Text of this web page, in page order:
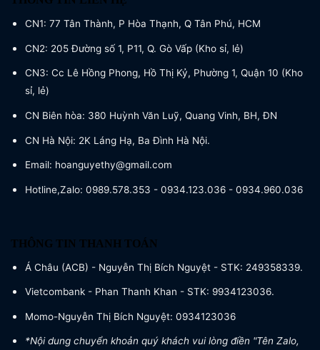
CN1: 77 Tân Thành, P Hòa Thạnh, Q Tân Phú, HCM
CN2: 205 Đường số 1, P11, Q. Gò Vấp (Kho sỉ, lẻ)
CN3: Cc Lê Hồng Phong, Hồ Thị Kỷ, Phường 1, Quận 10 (Kho
sỉ, lẻ)
CN Biên hòa: 380 Huỳnh Văn Luỹ, Quang Vinh, BH, ĐN
CN Hà Nội: 2K Láng Hạ, Ba Đình Hà Nội.
Email: hoanguyethy@gmail.com
Hotline,Zalo: 0989.578.353 - 0934.123.036 - 0934.960.036
THÔNG TIN THANH TOÁN
Á Châu (ACB) - Nguyễn Thị Bích Nguyệt - STK: 249358339.
Vietcombank - Phan Thanh Khan - STK: 9934123036.
Momo-Nguyễn Thị Bích Nguyệt: 0934123036
*Nội dung chuyển khoản quý khách vui lòng điền "Tên Zalo,